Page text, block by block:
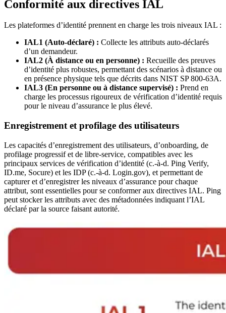
Conformité aux directives IAL
Les plateformes d’identité prennent en charge les trois niveaux IAL :
IAL1 (Auto-déclaré) : Collecte les attributs auto-déclarés
d’un demandeur.
IAL2 (À distance ou en personne) : Recueille des preuves
d’identité plus robustes, permettant des scénarios à distance ou
en présence physique tels que décrits dans NIST SP 800-63A.
IAL3 (En personne ou à distance supervisé) : Prend en
charge les processus rigoureux de vérification d’identité requis
pour le niveau d’assurance le plus élevé.
Enregistrement et profilage des utilisateurs
Les capacités d’enregistrement des utilisateurs, d’onboarding, de
profilage progressif et de libre-service, compatibles avec les
principaux services de vérification d’identité (c.-à-d. Ping Verify,
ID.me, Socure) et les IDP (c.-à-d. Login.gov), et permettant de
capturer et d’enregistrer les niveaux d’assurance pour chaque
attribut, sont essentielles pour se conformer aux directives IAL. Ping
peut stocker les attributs avec des métadonnées indiquant l’IAL
déclaré par la source faisant autorité.